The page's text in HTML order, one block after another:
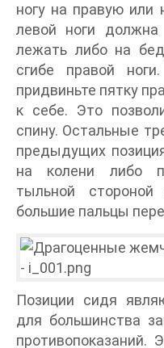
ногу на правую или
левой ноги
лежать либо на
сгибе правой
придвиньте пятку
к себе. Это
спину. Остальные
предыдущих
на колени либо
тыльной
большие пальцы
Позиции сидя
для большинства
противопоказаний.